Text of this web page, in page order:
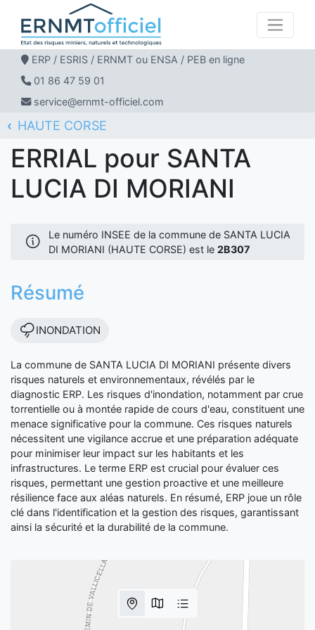
ERP / ESRIS / ERNMT ou ENSA / PEB en ligne
01 86 47 59 01
service@ernmt-officiel.com
ERNMT Officiel
ERRIAL
HAUTE CORSE
SANTA LUCIA DI MORIANI
ERRIAL pour SANTA
LUCIA DI MORIANI
Le numéro INSEE de la commune de SANTA LUCIA
DI MORIANI (HAUTE CORSE) est le 2B307
Résumé
INONDATION
La commune de SANTA LUCIA DI MORIANI présente divers
risques naturels et environnementaux, révélés par le
diagnostic ERP. Les risques d'inondation, notamment par crue
torrentielle ou à montée rapide de cours d'eau, constituent une
menace significative pour la commune. Ces risques naturels
nécessitent une vigilance accrue et une préparation adéquate
pour minimiser leur impact sur les habitants et les
infrastructures. Le terme ERP est crucial pour évaluer ces
risques, permettant une gestion proactive et une meilleure
résilience face aux aléas naturels. En résumé, ERP joue un rôle
clé dans l'identification et la gestion des risques, garantissant
ainsi la sécurité et la durabilité de la commune.